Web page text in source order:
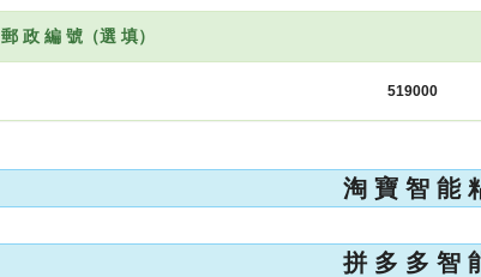
郵 政 編 號（選 填）
淘 寶 智 能
拼 多 多 智